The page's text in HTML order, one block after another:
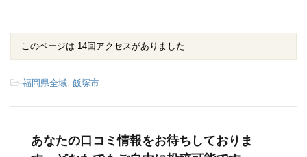
このページは 14回アクセスがありました
-福岡県全域, 飯塚市
あなたの口コミ情報をお待ちしておりま